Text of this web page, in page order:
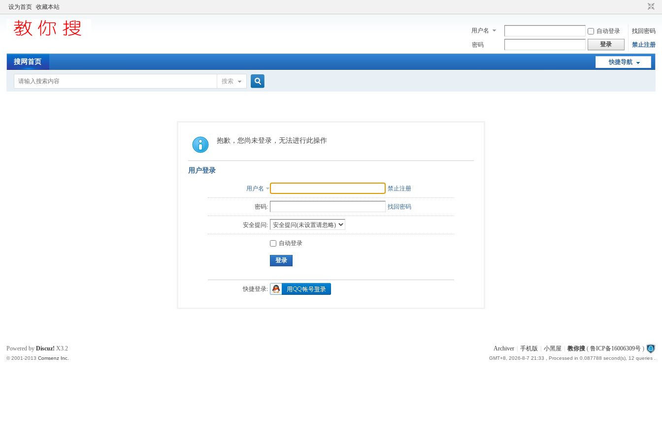
设为首页 收藏本站
用户名 自动登录
找回密码
密码
登录 禁止注册
快捷导航
搜网首页
搜索
索
抱歉，您尚未登录，无法进行此操作
用户登录
用户名 禁止注册
密码: 找回密码
安全提问:
自动登录
登录
快捷登录:
Archiver 手机版 小黑屋 教你搜( 鲁ICP备16006309号)
GMT+8, 2026-8-7 21:33 , Processed in 0.087788 second(s), 12 queries .
Powered byDiscuz! X3.2
© 2001-2013Comsenz Inc.